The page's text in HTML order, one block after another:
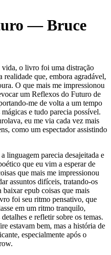
— Bruce
o livro foi uma distração
realidade que, embora agradável,
O que mais me impressionou
um Reflexos do Futuro de
me de volta a um tempo
e tudo parecia possível.
eu me via cada vez mais
como um espectador assistindo
linguagem parecia desajeitada e
que eu vim a esperar de
que mais me impressionou
assuntos difíceis, tratando-os
epub coisas que mais
foi seu ritmo pensativo, que
em um ritmo tranquilo,
e refletir sobre os temas.
estavam bem, mas a história de
especialmente após o